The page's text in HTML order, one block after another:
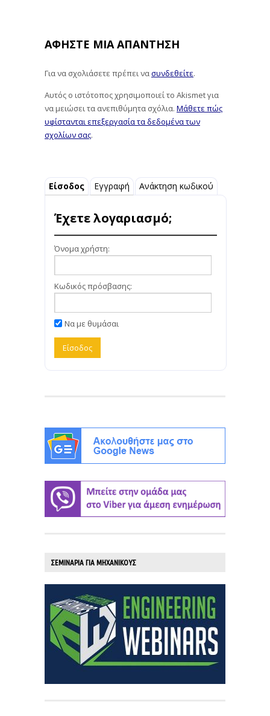
ΑΦΉΣΤΕ ΜΙΑ ΑΠΆΝΤΗΣΗ
Για να σχολιάσετε πρέπει νασυνδεθείτε.
Αυτός ο ιστότοπος χρησιμοποιεί το Akismet για
να μειώσει τα ανεπιθύμητα σχόλια. Μάθετε πώς
υφίστανται επεξεργασία τα δεδομένα των
σχολίων σας.
Είσοδος Εγγραφή Ανάκτηση κωδικού
Έχετε λογαριασμό;
Όνομα χρήστη:
Κωδικός πρόσβασης:
Να με θυμάσαι
ΣΕΜΙΝΑΡΙΑ ΓΙΑ ΜΗΧΑΝΙΚΟΥΣ